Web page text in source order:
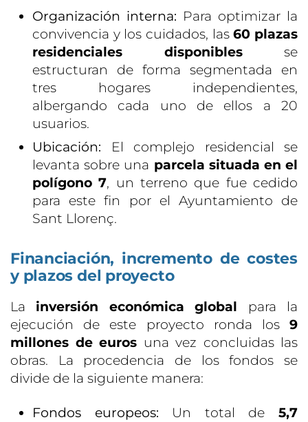
Organización interna: Para optimizar la
convivencia y los cuidados, las60 plazas
residenciales disponiblesse
estructuran de forma segmentada en
tres hogares independientes,
albergando cada uno de ellos a 20
usuarios.
Ubicación: El complejo residencial se
levanta sobre una parcela situada en el
polígono 7, un terreno que fue cedido
para este fin por el Ayuntamiento de
Sant Llorenç.
Financiación, incremento de costes
y plazos del proyecto
La inversión económica global para la
ejecución de este proyecto ronda los 9
millones de euros una vez concluidas las
obras. La procedencia de los fondos se
divide de la siguiente manera:
Fondos europeos: Un total de5,7